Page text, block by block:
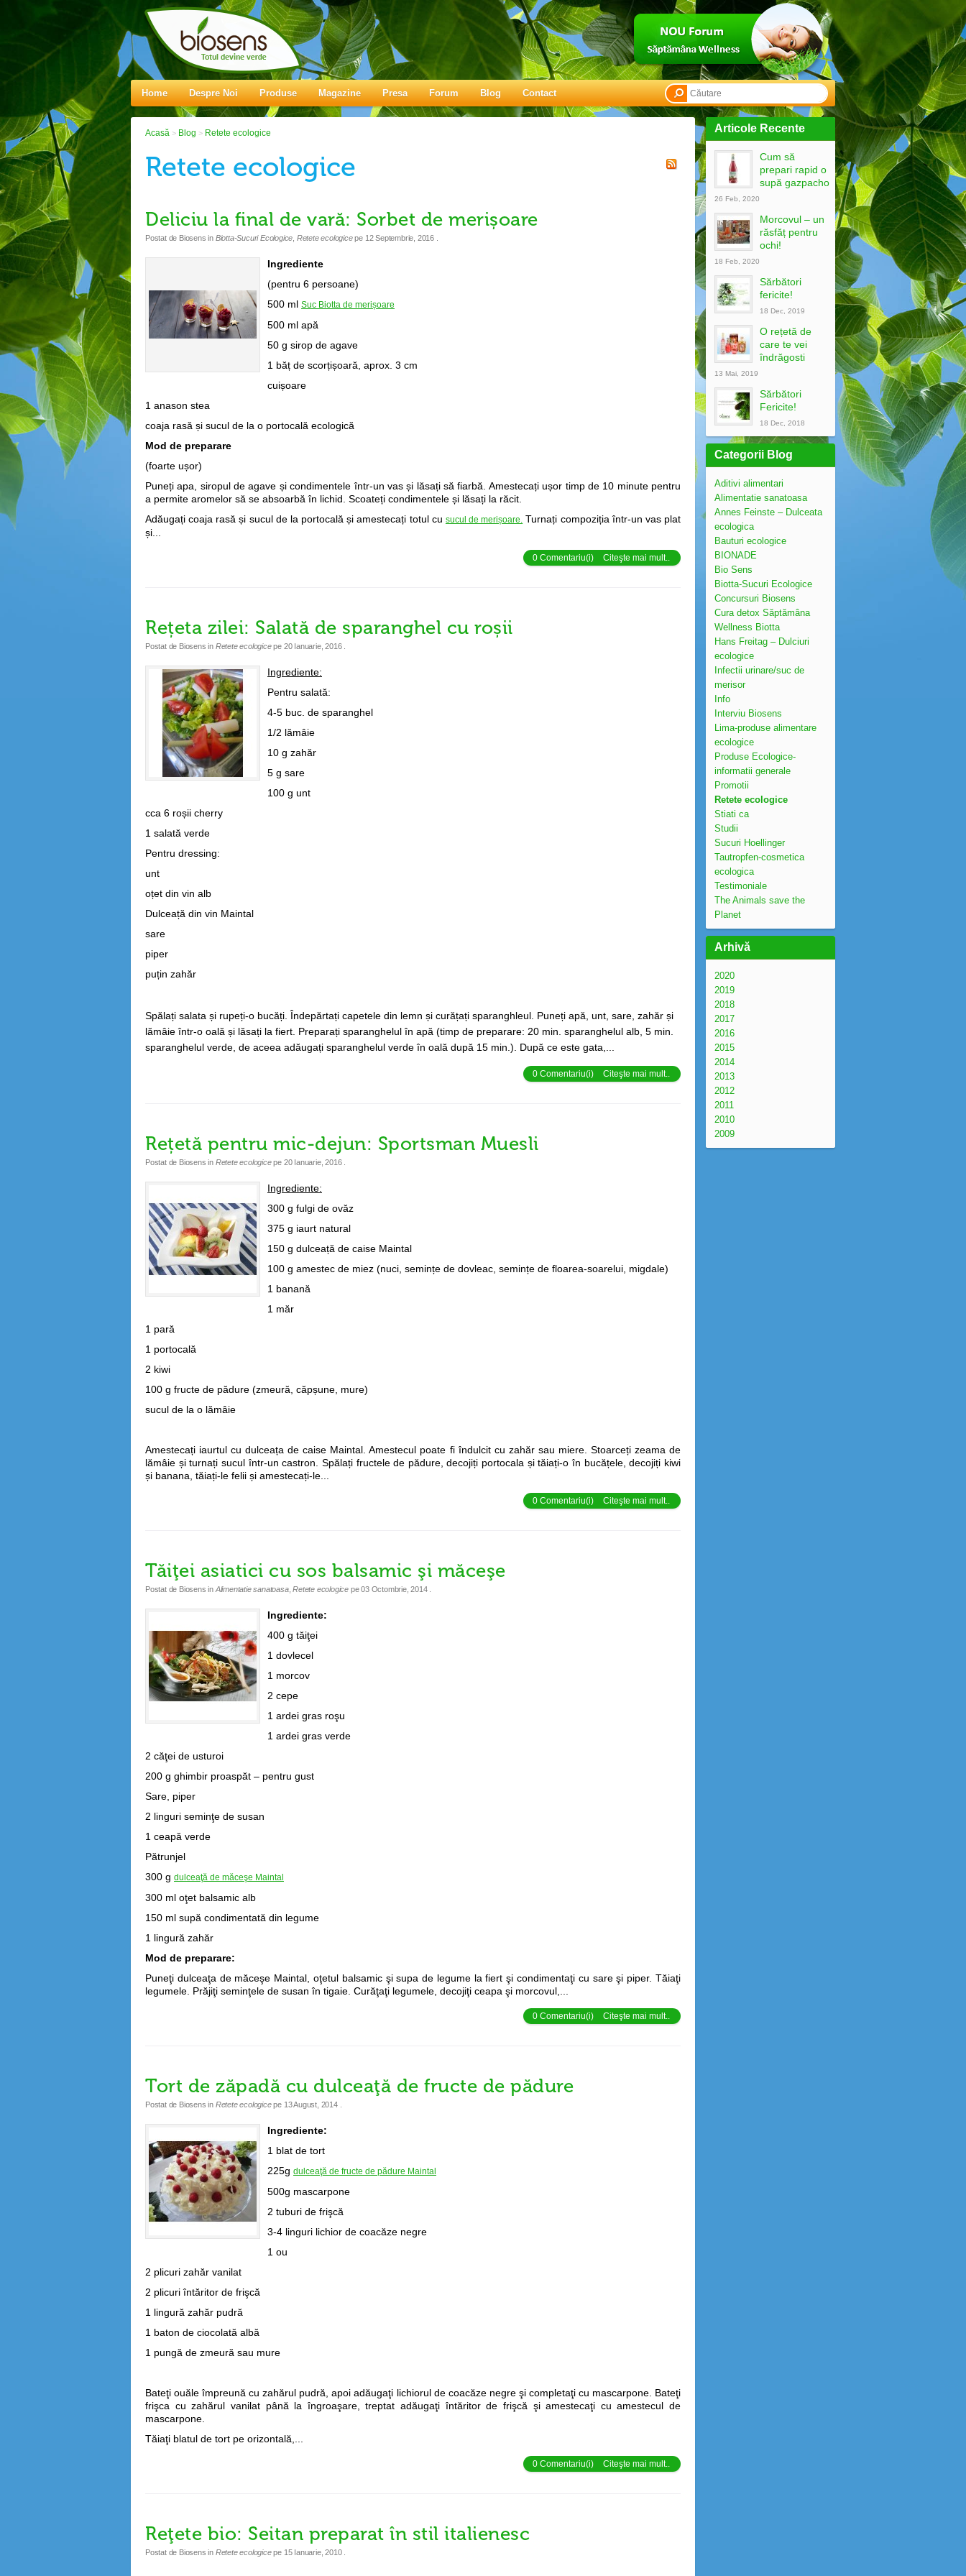
Home Despre Noi Produse Magazine Presa Forum Blog Contact
Articole Recente
Cum să
prepari rapid o
supă gazpacho
26 Feb, 2020
Morcovul – un
răsfăț pentru
ochi!
18 Feb, 2020
Sărbători
fericite!
18 Dec, 2019
O rețetă de
care te vei
îndrăgosti
13 Mai, 2019
Sărbători
Fericite!
18 Dec, 2018
Categorii Blog
Aditivi alimentari
Alimentatie sanatoasa
Annes Feinste – Dulceata
ecologica
Bauturi ecologice
BIONADE
Bio Sens
Biotta-Sucuri Ecologice
Concursuri Biosens
Cura detox Săptămâna
Wellness Biotta
Hans Freitag – Dulciuri
ecologice
Infectii urinare/suc de
merisor
Info
Interviu Biosens
Lima-produse alimentare
ecologice
Produse Ecologice-
informatii generale
Promotii
Retete ecologice
Stiati ca
Studii
Sucuri Hoellinger
Tautropfen-cosmetica
ecologica
Testimoniale
The Animals save the
Planet
Arhivă
2020
2019
2018
2017
2016
2015
2014
2013
2012
2011
2010
2009
Acasă > Blog > Retete ecologice
Retete ecologice
Deliciu la final de vară: Sorbet de merișoare
Postat de Biosens in Biotta-Sucuri Ecologice Retete ecologicepe 12 Septembrie, 2016
Ingrediente
(pentru 6 persoane)
500 ml Suc Biotta de merișoare
500 ml apă
50 g sirop de agave
1 băț de scorțișoară, aprox. 3 cm
cuișoare
1 anason stea
coaja rasă și sucul de la o portocală ecologică
Mod de preparare
(foarte ușor)
Puneți apa, siropul de agave și condimentele într-un vas și lăsați să fiarbă. Amestecați ușor timp de 10 minute pentru
a permite aromelor să se absoarbă în lichid. Scoateți condimentele și lăsați la răcit.
Adăugați coaja rasă și sucul de la portocală și amestecați totul cu sucul de merișoare. Turnați compoziția într-un vas plat
și...
0 Comentariu(i) Citeşte mai mult..
Rețeta zilei: Salată de sparanghel cu roșii
Postat de Biosens in Retete ecologicepe 20 Ianuarie, 2016.
Ingrediente:
Pentru salată:
4-5 buc. de sparanghel
1/2 lămâie
10 g zahăr
5 g sare
100 g unt
cca 6 roșii cherry
1 salată verde
Pentru dressing:
unt
oțet din vin alb
Dulceață din vin Maintal
sare
piper
puțin zahăr
Spălați salata și rupeți-o bucăți. Îndepărtați capetele din lemn și curățați sparanghleul. Puneți apă, unt, sare, zahăr și
lămâie într-o oală și lăsați la fiert. Preparați sparanghelul în apă (timp de preparare: 20 min. sparanghelul alb, 5 min.
sparanghelul verde, de aceea adăugați sparanghelul verde în oală după 15 min.). După ce este gata,...
0 Comentariu(i) Citeşte mai mult..
Rețetă pentru mic-dejun: Sportsman Muesli
Postat de Biosens in Retete ecologicepe 20 Ianuarie, 2016.
Ingrediente:
300 g fulgi de ovăz
375 g iaurt natural
150 g dulceață de caise Maintal
100 g amestec de miez (nuci, semințe de dovleac, semințe de floarea-soarelui, migdale)
1 banană
1 măr
1 pară
1 portocală
2 kiwi
100 g fructe de pădure (zmeură, căpșune, mure)
sucul de la o lămâie
Amestecați iaurtul cu dulceața de caise Maintal. Amestecul poate fi îndulcit cu zahăr sau miere. Stoarceți zeama de
lămâie și turnați sucul într-un castron. Spălați fructele de pădure, decojiți portocala și tăiați-o în bucățele, decojiți kiwi
și banana, tăiați-le felii și amestecați-le...
0 Comentariu(i) Citeşte mai mult..
Tăiţei asiatici cu sos balsamic şi măceşe
Postat de Biosens in Alimentatie sanatoasa,Retete ecologice pe03 Octombrie, 2014.
Ingrediente:
400 g tăiţei
1 dovlecel
1 morcov
2 cepe
1 ardei gras roşu
1 ardei gras verde
2 căţei de usturoi
200 g ghimbir proaspăt – pentru gust
Sare, piper
2 linguri seminţe de susan
1 ceapă verde
Pătrunjel
300 g dulceaţă de măceşe Maintal
300 ml oţet balsamic alb
150 ml supă condimentată din legume
1 lingură zahăr
Mod de preparare:
Puneţi dulceaţa de măceşe Maintal, oţetul balsamic şi supa de legume la fiert şi condimentaţi cu sare şi piper. Tăiaţi
legumele. Prăjiţi seminţele de susan în tigaie. Curăţaţi legumele, decojiţi ceapa şi morcovul,...
0 Comentariu(i) Citeşte mai mult..
Tort de zăpadă cu dulceaţă de fructe de pădure
Postat de Biosens in Retete ecologicepe 13 August, 2014.
Ingrediente:
1 blat de tort
225g dulceaţă de fructe de pădure Maintal
500g mascarpone
2 tuburi de frişcă
3-4 linguri lichior de coacăze negre
1 ou
2 plicuri zahăr vanilat
2 plicuri întăritor de frişcă
1 lingură zahăr pudră
1 baton de ciocolată albă
1 pungă de zmeură sau mure
Bateţi ouăle împreună cu zahărul pudră, apoi adăugaţi lichiorul de coacăze negre şi completaţi cu mascarpone. Bateţi
frişca cu zahărul vanilat până la îngroaşare, treptat adăugaţi întăritor de frişcă şi amestecaţi cu amestecul de
mascarpone.
Tăiaţi blatul de tort pe orizontală,...
0 Comentariu(i) Citeşte mai mult..
Reţete bio: Seitan preparat în stil italienesc
Postat de Biosens in Retete ecologicepe 15 Ianuarie, 2010.